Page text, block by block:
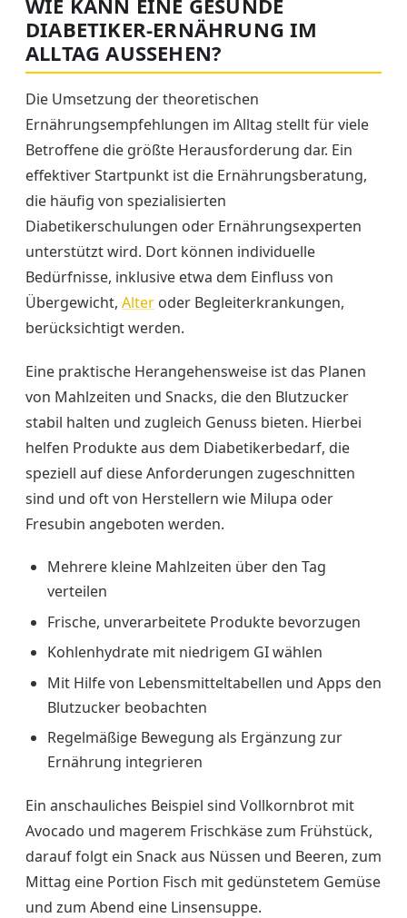
WIE KANN EINE GESUNDE
DIABETIKER-ERNÄHRUNG IM
ALLTAG AUSSEHEN?
Die Umsetzung der theoretischen
Ernährungsempfehlungen im Alltag stellt für viele
Betroffene die größte Herausforderung dar. Ein
effektiver Startpunkt ist die Ernährungsberatung,
die häufig von spezialisierten
Diabetikerschulungen oder Ernährungsexperten
unterstützt wird. Dort können individuelle
Bedürfnisse, inklusive etwa dem Einfluss von
Übergewicht, Alter oder Begleiterkrankungen,
berücksichtigt werden.
Eine praktische Herangehensweise ist das Planen
von Mahlzeiten und Snacks, die den Blutzucker
stabil halten und zugleich Genuss bieten. Hierbei
helfen Produkte aus dem Diabetikerbedarf, die
speziell auf diese Anforderungen zugeschnitten
sind und oft von Herstellern wie Milupa oder
Fresubin angeboten werden.
Mehrere kleine Mahlzeiten über den Tag
verteilen
Frische, unverarbeitete Produkte bevorzugen
Kohlenhydrate mit niedrigem GI wählen
Mit Hilfe von Lebensmitteltabellen und Apps den
Blutzucker beobachten
Regelmäßige Bewegung als Ergänzung zur
Ernährung integrieren
Ein anschauliches Beispiel sind Vollkornbrot mit
Avocado und magerem Frischkäse zum Frühstück,
darauf folgt ein Snack aus Nüssen und Beeren, zum
Mittag eine Portion Fisch mit gedünstetem Gemüse
und zum Abend eine Linsensuppe.